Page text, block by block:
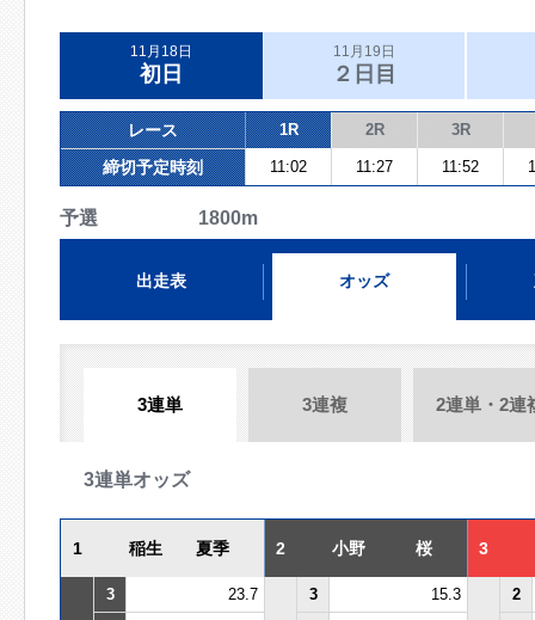
11月18日
初日
11月19日
２日目
レース 1R 2R 3R
締切予定時刻 11:02 11:27 11:52
予選 1800m
出走表 オッズ
3連単 3連複 2連単・2連
3連単オッズ
1 稲生 夏季 2 小野 桜 3
3 23.7 3 15.3
2